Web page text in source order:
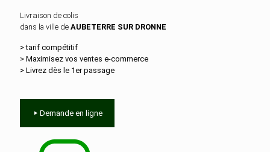
Livraison de colis
dans la ville de AUBETERRE SUR DRONNE
> tarif compétitif
> Maximisez vos ventes e‑commerce
> Livrez dès le 1er passage
Demande en ligne